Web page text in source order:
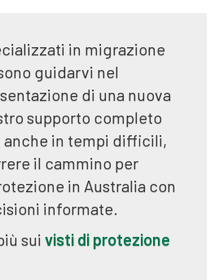
in migrazione
guidarvi nel
di una nuova
supporto completo
anche in tempi difficili,
il cammino per
in Australia con
informate.
sui visti di protezione